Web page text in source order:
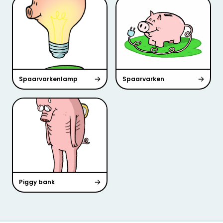
Spaarvarkenlamp Spaarvarken
Piggy bank